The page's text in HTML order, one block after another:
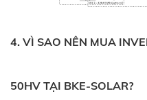
4. VÌ SAO NÊN MUA
50HV TẠI BKE-SOLAR?